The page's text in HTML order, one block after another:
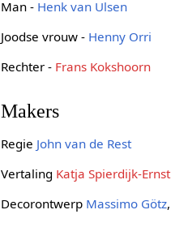
Man - Henk van Ulsen
Joodse vrouw - Henny Orri
Rechter - Frans Kokshoorn
Makers
Regie John van de Rest
Vertaling Katja Spierdijk-Ernst
Decorontwerp Massimo Götz,